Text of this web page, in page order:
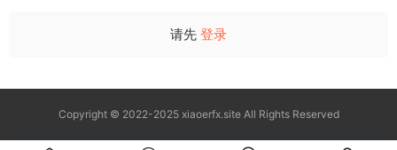
请先 登录
Copyright © 2022-2025 xiaoerfx.site All Rights Reserved